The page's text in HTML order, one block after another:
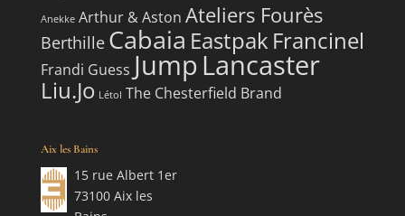
Anekke Arthur & Aston Ateliers Fourès
Berthille Cabaia Eastpak Francinel
Frandi Guess Jump Lancaster
Liu.Jo Létol The Chesterfield Brand
Aix les Bains
15 rue Albert 1er
73100 Aix les